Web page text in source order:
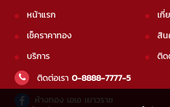
หน้าแรก
เช็คราคาทอง
บริการ
เกี่
สิน
ติด
ติดต่อเรา 0-8888-7777-5
ห้างทอง เอเอ เยาวราช